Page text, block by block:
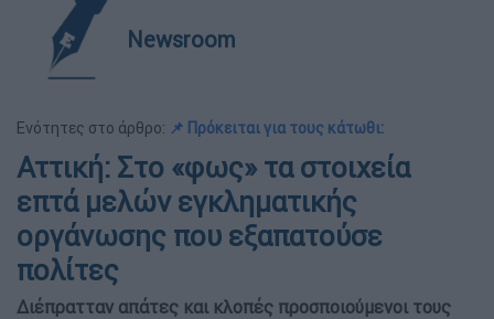
Newsroom
Ενότητες στο άρθρο: 📌 Πρόκειται για τους κάτωθι:
Αττική: Στο «φως» τα στοιχεία
επτά μελών εγκληματικής
οργάνωσης που εξαπατούσε
πολίτες
Διέπρατταν απάτες και κλοπές προσποιούμενοι τους